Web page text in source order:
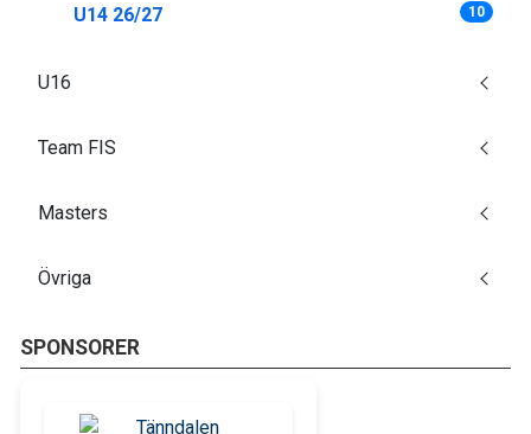
U14 26/27 10
U16
Team FIS
Masters
Övriga
SPONSORER